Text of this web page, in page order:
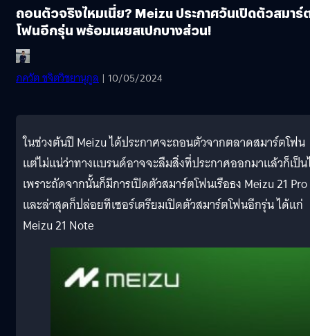
ถอนตัวจริงไหมเนี่ย? Meizu ประกาศวันเปิดตัวสมาร์
โฟนอีกรุ่น พร้อมเผยสเปกบางส่วน!
ภควัต ขจิตวิชยานุกูล | 10/05/2024
ในช่วงต้นปี Meizu ได้ประกาศจะถอนตัวจากตลาดสมาร์ตโฟน
แต่ไม่แน่ว่าทางแบรนด์อาจจะลืมสิ่งที่ประกาศออกมาแล้วก็เป็
เพราะถัดจากนั้นก็มีการเปิดตัวสมาร์ตโฟนเรือธง Meizu 21 Pro
และล่าสุดก็ปล่อยทีเซอร์เตรียมเปิดตัวสมาร์ตโฟนอีกรุ่น ได้แก่
Meizu 21 Note